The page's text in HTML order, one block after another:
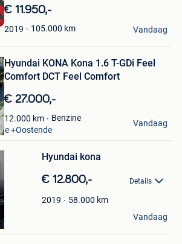
€ 11.950,-
2019 105.000 km Vandaag
Hyundai KONA Kona 1.6 T-GDi Feel
Comfort DCT Feel Comfort
€ 27.000,-
12.000 km Benzine
+Oostende
Vandaag
Hyundai kona
€ 12.800,- Details
2019 58.000 km
Vandaag